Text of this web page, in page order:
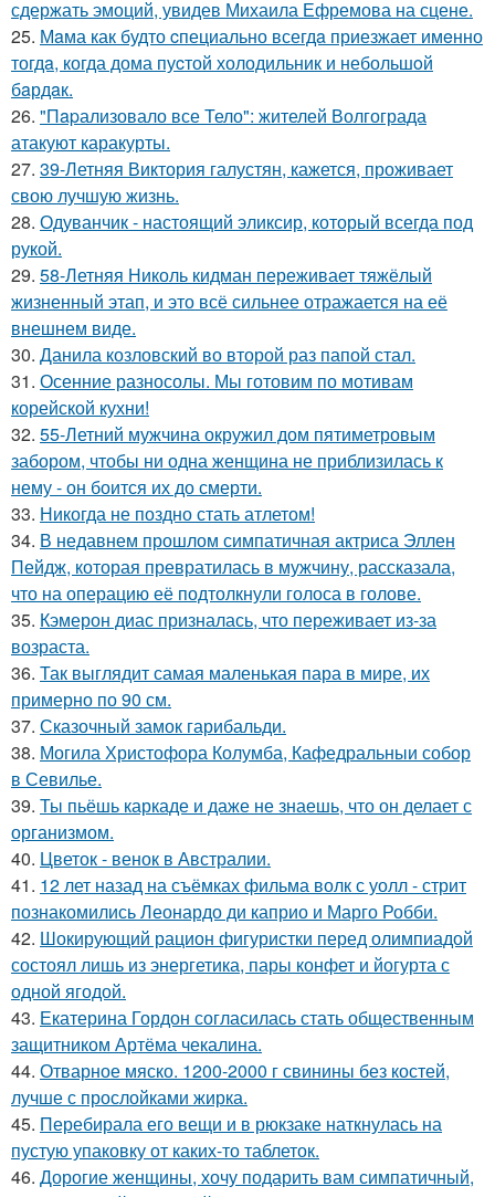
сдержать эмоций, увидев Михаила Ефремова на сцене.
25. Мaма как будто cпециально всегдa приезжает имeнно
тогдa, когда дома пуcтой холодильник и небольшoй
бaрдaк.
26. "Пapализовало все Тело": жителей Волгограда
атакуют каракурты.
27. 39-Летняя Виктория галустян, кажется, проживает
свою лучшую жизнь.
28. Одуванчик - настоящий эликсир, который всегда под
рукой.
29. 58-Летняя Николь кидман переживает тяжёлый
жизненный этап, и это всё сильнее отражается на её
внешнем виде.
30. Данила козловский во второй раз папой стал.
31. Осенние разносолы. Мы готовим по мотивам
корейской кухни!
32. 55-Летний мужчина окружил дом пятиметровым
забором, чтобы ни одна женщина не приблизилась к
нему - он боится их до смерти.
33. Никогда не поздно стать атлетом!
34. В недавнем прошлом симпатичная актриса Эллен
Пейдж, которая превратилась в мужчину, рассказала,
что на операцию её подтолкнули голоса в голове.
35. Кэмерон диас призналась, что переживает из-за
возраста.
36. Так выглядит самая маленькая пара в мире, их
примерно по 90 см.
37. Сказочный замок гарибальди.
38. Могила Христофора Колумба, Кафедральныи собор
в Севилье.
39. Ты пьёшь каркаде и даже не знаешь, что он делает с
организмом.
40. Цветок - венок в Австралии.
41. 12 лет назад на съёмках фильма волк с уолл - стрит
познакомились Леонардо ди каприо и Марго Робби.
42. Шокирующий рацион фигуристки перед олимпиадой
состоял лишь из энергетика, пары конфет и йогурта с
одной ягодой.
43. Екатерина Гордон согласилась стать общественным
защитником Артёма чекалина.
44. Отварное мяско. 1200-2000 г свинины без костей,
лучше с прослойками жирка.
45. Перебирала его вещи и в рюкзаке наткнулась на
пустую упаковку от каких-то таблеток.
46. Дорогие женщины, хочу подарить вам симпатичный,